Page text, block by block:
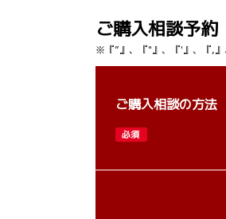
ご購入相談予約
※『”』、『"』、『'』、『,』
ご購入相談の方法
必須